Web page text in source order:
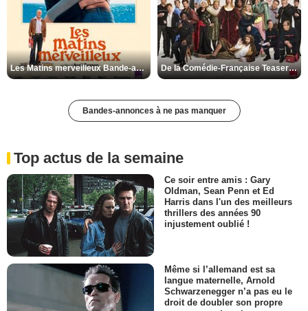
Les Matins merveilleux Bande-annonce VF De la Comédie-Française Teaser VF
Bandes-annonces à ne pas manquer
Top actus de la semaine
Ce soir entre amis : Gary
Oldman, Sean Penn et Ed
Harris dans l'un des meilleurs
thrillers des années 90
injustement oublié !
Même si l’allemand est sa
langue maternelle, Arnold
Schwarzenegger n’a pas eu le
droit de doubler son propre